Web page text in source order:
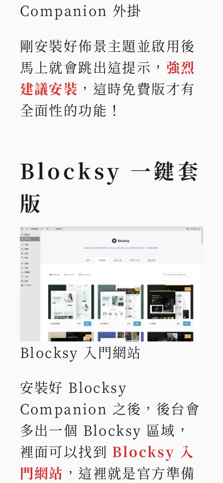
Companion 外掛
剛安裝好佈景主題並啟用後
馬上就會跳出這提示， 強烈
建議安裝 ，這時免費版才有
全面性的功能！
Blocksy 一鍵套
版
Blocksy 入門網站
安裝好 Blocksy
Companion 之後，後台會
多出一個 Blocksy 區域，
裡面可以找到 Blocksy 入
門網站 ，這裡就是官方準備